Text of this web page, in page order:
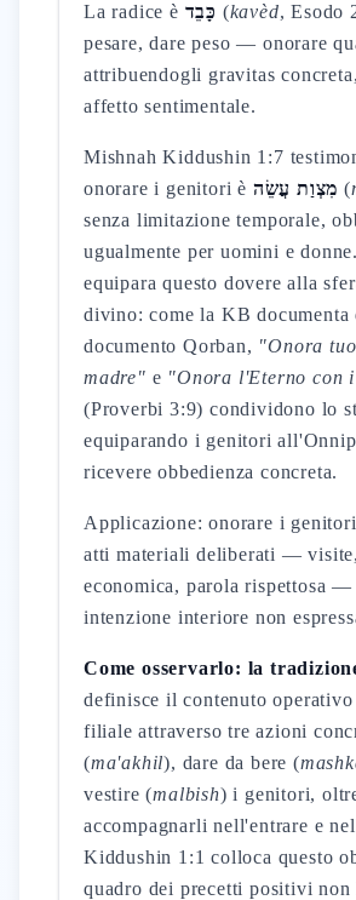
La radice è כָּבֵד (kavèd, Esodo
pesare, dare peso — onorare
attribuendogli gravitas
affetto sentimentale.
Mishnah Kiddushin 1:7
onorare i genitori è מִצְוַת עֲשֵׂה (
senza limitazione temporale,
ugualmente per uomini e
equipara questo dovere alla
divino: come la KB documenta
documento Qorban, "Onora
madre" e "Onora l'Eterno con
(Proverbi 3:9) condividono lo
equiparando i genitori
ricevere obbedienza concreta.
Applicazione: onorare i
atti materiali deliberati —
economica, parola rispettosa —
intenzione interiore non
Come osservarlo: la
definisce il contenuto
filiale attraverso tre azioni
(ma'akhil), dare da bere (
vestire (malbish) i genitori,
accompagnarli nell'entrare e
Kiddushin 1:1 colloca questo
quadro dei precetti positivi